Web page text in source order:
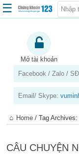
Trang chủ
Kiến thức chứng
Kinh nghiệm đầu tư
Sản phẩm – dịch vụ
Chứng khoán phái
☰
Mở tài khoản
Facebook / Zalo /
Email/ Skype:
Home /Tag
CÂU CHUYỆN